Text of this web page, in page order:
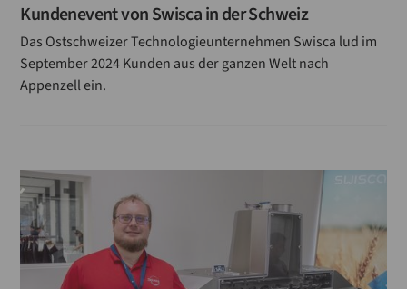
Kundenevent von Swisca in der Schweiz
Das Ostschweizer Technologieunternehmen Swisca lud im
September 2024 Kunden aus der ganzen Welt nach
Appenzell ein.